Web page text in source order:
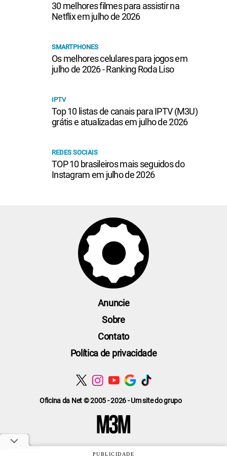
30 melhores filmes para assistir na
Netflix em julho de 2026
SMARTPHONES
Os melhores celulares para jogos em
julho de 2026 - Ranking Roda Liso
IPTV
Top 10 listas de canais para IPTV (M3U)
grátis e atualizadas em julho de 2026
REDES SOCIAIS
TOP 10 brasileiros mais seguidos do
Instagram em julho de 2026
Oficina da Net © 2005 - 2026 - Um site do grupo
Anuncie
Sobre
Contato
Política de privacidade
PUBLICIDADE